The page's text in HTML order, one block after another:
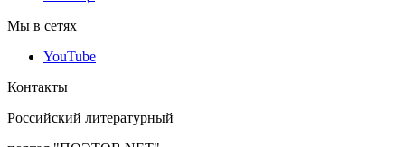
Мы в сетях
YouTube
Контакты
Российский литературный